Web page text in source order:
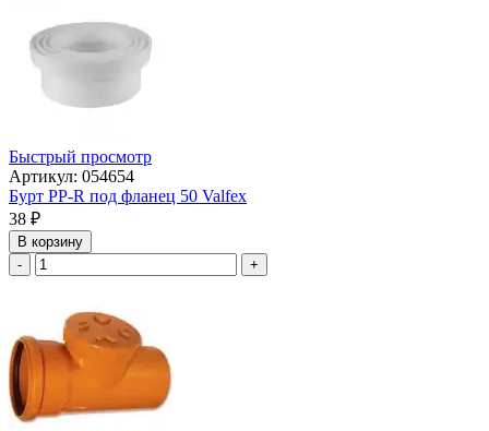
Быстрый просмотр
Артикул: 054654
Бурт PP-R под фланец 50 Valfex
38 ₽
В корзину
-
+